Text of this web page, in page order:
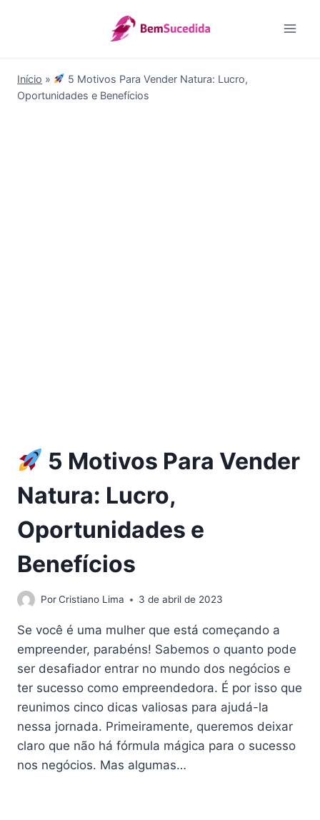
Início »
5 Motivos Para Vender Natura: Lucro,
Oportunidades e Benefícios
5 Motivos Para Vender
Natura: Lucro,
Oportunidades e
Benefícios
PorCristiano Lima 3 de abril de 2023
Se você é uma mulher que está começando a
empreender, parabéns! Sabemos o quanto pode
ser desafiador entrar no mundo dos negócios e
ter sucesso como empreendedora. É por isso que
reunimos cinco dicas valiosas para ajudá-la
nessa jornada. Primeiramente, queremos deixar
claro que não há fórmula mágica para o sucesso
nos negócios. Mas algumas…